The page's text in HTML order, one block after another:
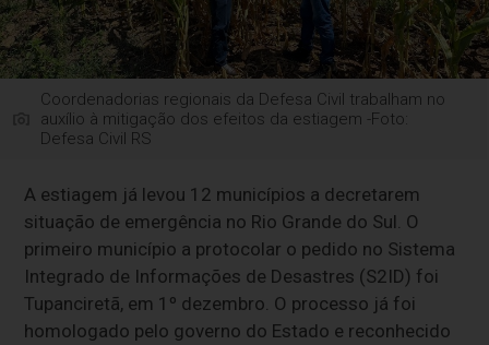
Coordenadorias regionais da Defesa Civil trabalham no
auxílio à mitigação dos efeitos da estiagem -Foto:
Defesa Civil RS
A estiagem já levou 12 municípios a decretarem
situação de emergência no Rio Grande do Sul. O
primeiro município a protocolar o pedido no Sistema
Integrado de Informações de Desastres (S2ID) foi
Tupanciretã, em 1º dezembro. O processo já foi
homologado pelo governo do Estado e reconhecido